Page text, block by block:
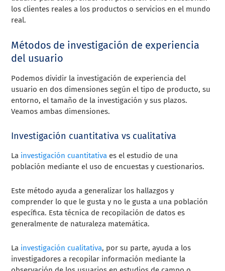
los clientes reales a los productos o servicios en el mundo
real.
Métodos de investigación de experiencia
del usuario
Podemos dividir la investigación de experiencia del
usuario en dos dimensiones según el tipo de producto, su
entorno, el tamaño de la investigación y sus plazos.
Veamos ambas dimensiones.
Investigación cuantitativa vs cualitativa
La investigación cuantitativa es el estudio de una
población mediante el uso de encuestas y cuestionarios.
Este método ayuda a generalizar los hallazgos y
comprender lo que le gusta y no le gusta a una población
específica. Esta técnica de recopilación de datos es
generalmente de naturaleza matemática.
La investigación cualitativa, por su parte, ayuda a los
investigadores a recopilar información mediante la